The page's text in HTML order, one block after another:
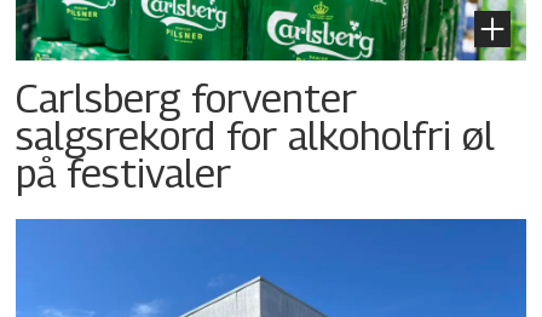
Carlsberg forventer
salgsrekord for alkoholfri øl
på festivaler